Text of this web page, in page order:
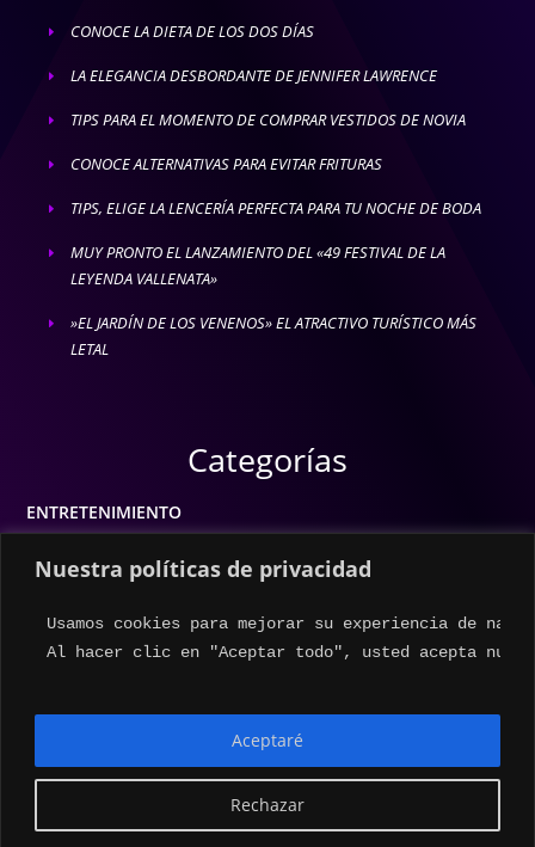
Nuestra políticas de privacidad
Usamos cookies para mejorar su experiencia de
Al hacer clic en "Aceptar todo", usted acepta
Rechazar
Aceptaré
E CONOCE LA DIETA DE LOS DOS DÍAS
E LA ELEGANCIA DESBORDANTE DE JENNIFER LAWRENCE
E TIPS PARA EL MOMENTO DE COMPRAR VESTIDOS DE NOVIA
E CONOCE ALTERNATIVAS PARA EVITAR FRITURAS
E TIPS, ELIGE LA LENCERÍA PERFECTA PARA TU NOCHE DE BODA
E
MUY PRONTO EL LANZAMIENTO DEL «49 FESTIVAL DE LA
LEYENDA VALLENATA»
E
»EL JARDÍN DE LOS VENENOS» EL ATRACTIVO TURÍSTICO MÁS
LETAL
Categorías
ENTRETENIMIENTO
ESTILO DE VIDA